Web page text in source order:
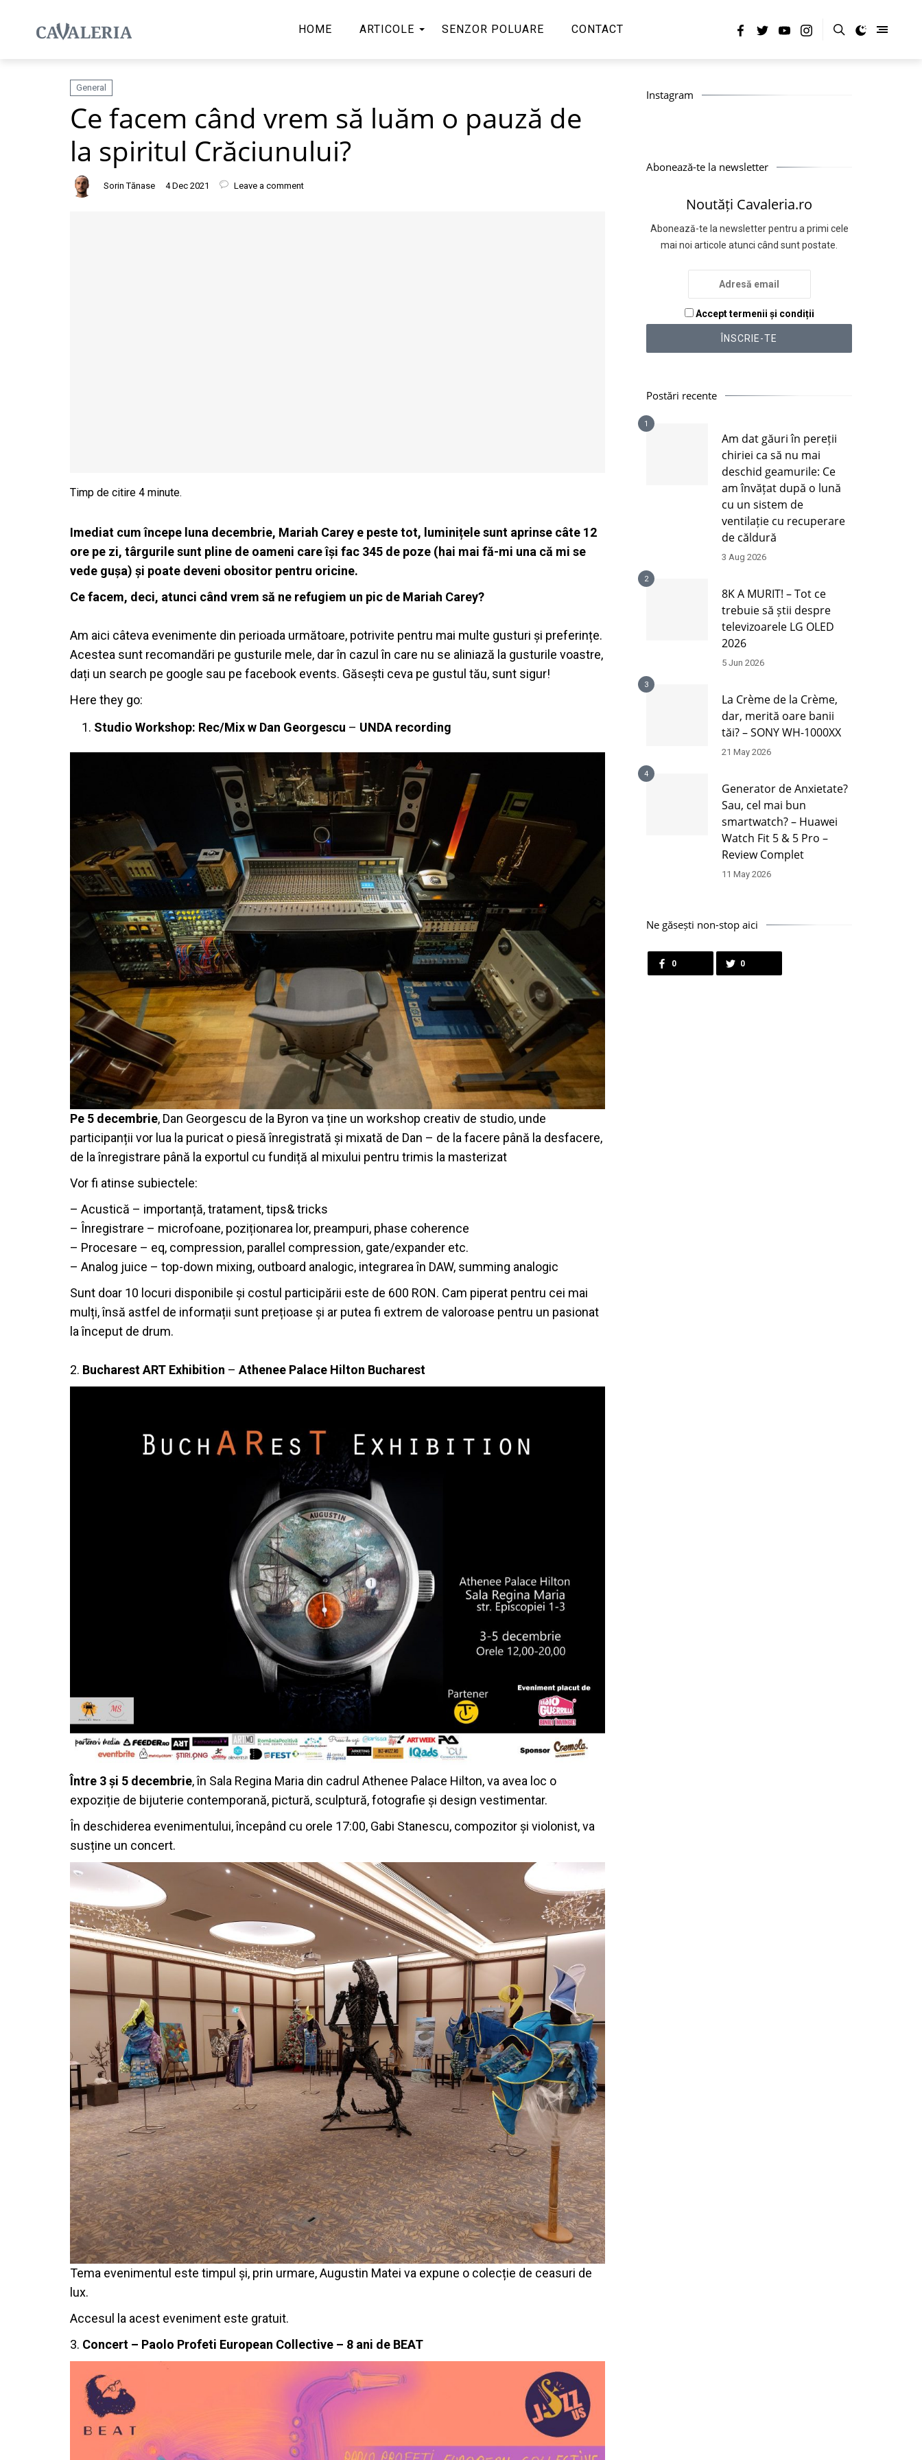
HOME ARTICOLE SENZOR POLUARE CONTACT
General
Ce facem când vrem să luăm o pauză de
la spiritul Crăciunului?
Sorin Tănase 4 Dec 2021 Leave a comment
Imediat cum începe luna decembrie, Mariah Carey e peste tot, luminițele sunt aprinse câte 12
ore pe zi, târgurile sunt pline de oameni care își fac 345 de poze (hai mai fă-mi una că mi se
vede gușa) și poate deveni obositor pentru oricine.
Ce facem, deci, atunci când vrem să ne refugiem un pic de Mariah Carey?
Am aici câteva evenimente din perioada următoare, potrivite pentru mai multe gusturi și preferințe.
Acestea sunt recomandări pe gusturile mele, dar în cazul în care nu se aliniază la gusturile voastre,
dați un search pe google sau pe facebook events. Găsești ceva pe gustul tău, sunt sigur!
Here they go:
Studio Workshop: Rec/Mix w Dan Georgescu – UNDA recording
Pe 5 decembrie, Dan Georgescu de la Byron va ține un workshop creativ de studio, unde
participanții vor lua la puricat o piesă înregistrată și mixată de Dan – de la facere până la desfacere,
de la înregistrare până la exportul cu fundiță al mixului pentru trimis la masterizat
Vor fi atinse subiectele:
– Acustică – importanță, tratament, tips& tricks
– Înregistrare – microfoane, poziționarea lor, preampuri, phase coherence
– Procesare – eq, compression, parallel compression, gate/expander etc.
– Analog juice – top-down mixing, outboard analogic, integrarea în DAW, summing analogic
Sunt doar 10 locuri disponibile și costul participării este de 600 RON. Cam piperat pentru cei mai
mulți, însă astfel de informații sunt prețioase și ar putea fi extrem de valoroase pentru un pasionat
la început de drum.
2. Bucharest ART Exhibition – Athenee Palace Hilton Bucharest
Între 3 și 5 decembrie, în Sala Regina Maria din cadrul Athenee Palace Hilton, va avea loc o
expoziție de bijuterie contemporană, pictură, sculptură, fotografie și design vestimentar.
În deschiderea evenimentului, începând cu orele 17:00, Gabi Stanescu, compozitor și violonist, va
susține un concert.
Tema evenimentul este timpul și, prin urmare, Augustin Matei va expune o colecție de ceasuri de
lux.
Accesul la acest eveniment este gratuit.
3. Concert – Paolo Profeti European Collective – 8 ani de BEAT
Instagram
Abonează-te la newsletter
Noutăți Cavaleria.ro
Abonează-te la newsletter pentru a primi cele
mai noi articole atunci când sunt postate.
Accept termenii și condiții
Postări recente
1
Am dat găuri în pereții
chiriei ca să nu mai
deschid geamurile: Ce
am învățat după o lună
cu un sistem de
ventilație cu recuperare
de căldură
3 Aug 2026
2
8K A MURIT! – Tot ce
trebuie să știi despre
televizoarele LG OLED
2026
5 Jun 2026
3
La Crème de la Crème,
dar, merită oare banii
tăi? – SONY WH-1000XX
21 May 2026
4
Generator de Anxietate?
Sau, cel mai bun
smartwatch? – Huawei
Watch Fit 5 & 5 Pro –
Review Complet
11 May 2026
Ne găsești non-stop aici
0 0